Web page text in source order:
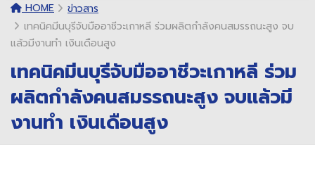
HOME
ข่าวสาร
เทคนิคมีนบุรีจับมืออาชีวะเกาหลี ร่วมผลิตกำลังคนสมรรถนะสูง จบ
แล้วมีงานทำ เงินเดือนสูง
เทคนิคมีนบุรีจับมืออาชีวะเกาหลี ร่วม
ผลิตกำลังคนสมรรถนะสูง จบแล้วมี
งานทำ เงินเดือนสูง